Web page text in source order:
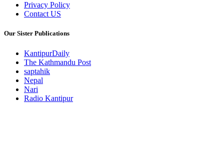
Privacy Policy
Contact US
Our Sister Publications
KantipurDaily
The Kathmandu Post
saptahik
Nepal
Nari
Radio Kantipur